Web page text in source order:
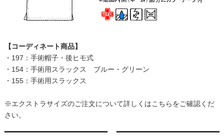
【コーディネート商品】
・ 197：手術帽子・後ヒモ式
・ 154：手術用スラックス ブルー・グリーン
・ 155：手術用スラックス
※エクストラサイズのご注文について詳しくはこちらをご確認くだ
さい。